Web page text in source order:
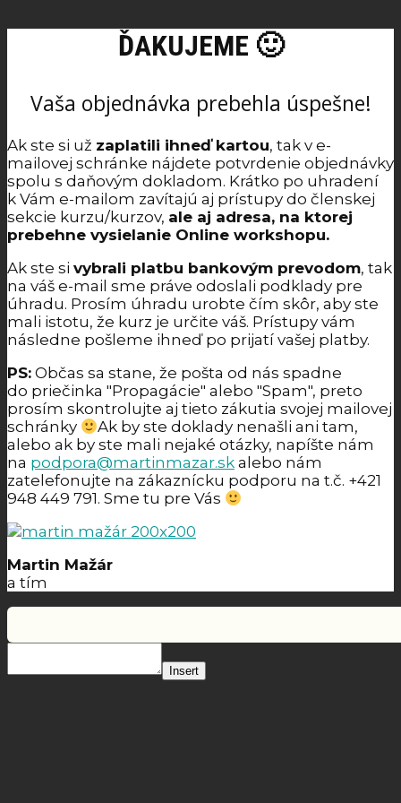
ĎAKUJEME 🙂
Vaša objednávka prebehla úspešne!
Ak ste si už zaplatili ihneď kartou, tak v e-
mailovej schránke nájdete potvrdenie objednávky
spolu s daňovým dokladom. Krátko po uhradení
k Vám e-mailom zavítajú aj prístupy do členskej
sekcie kurzu/kurzov, ale aj adresa, na ktorej
prebehne vysielanie Online workshopu.
Ak ste si vybrali platbu bankovým prevodom, tak
na váš e-mail sme práve odoslali podklady pre
úhradu. Prosím úhradu urobte čím skôr, aby ste
mali istotu, že kurz je určite váš. Prístupy vám
následne pošleme ihneď po prijatí vašej platby.
PS: Občas sa stane, že pošta od nás spadne
do priečinka "Propagácie" alebo "Spam", preto
prosím skontrolujte aj tieto zákutia svojej mailovej
schránky
Ak by ste doklady nenašli ani tam,
alebo ak by ste mali nejaké otázky, napíšte nám
na podpora@martinmazar.sk alebo nám
zatelefonujte na zákaznícku podporu na t.č. +421
948 449 791. Sme tu pre Vás
Martin Mažár
a tím
Insert